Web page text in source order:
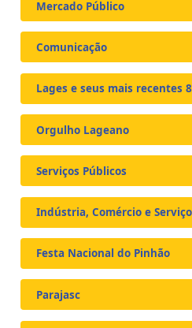
Mercado Público
Comunicação
Lages e seus mais recentes
Orgulho Lageano
Serviços Públicos
Indústria, Comércio e
Festa Nacional do Pinhão
Parajasc